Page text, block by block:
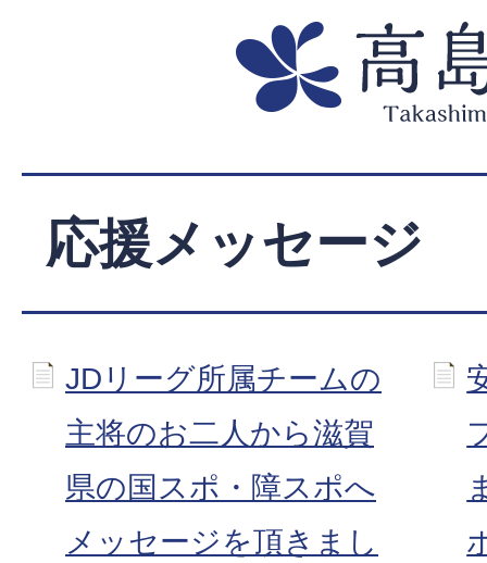
応援メッセージ
JDリーグ所属チームの
主将のお二人から滋賀
県の国スポ・障スポへ
メッセージを頂きまし